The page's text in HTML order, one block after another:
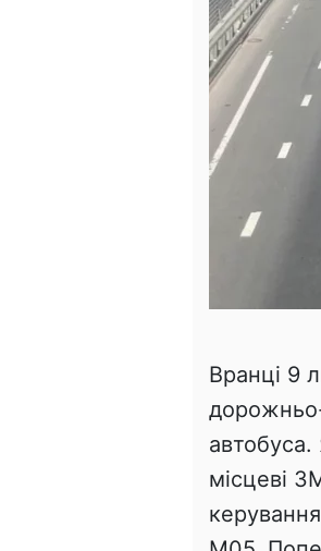
Вранці 9
автобуса.
місцеві